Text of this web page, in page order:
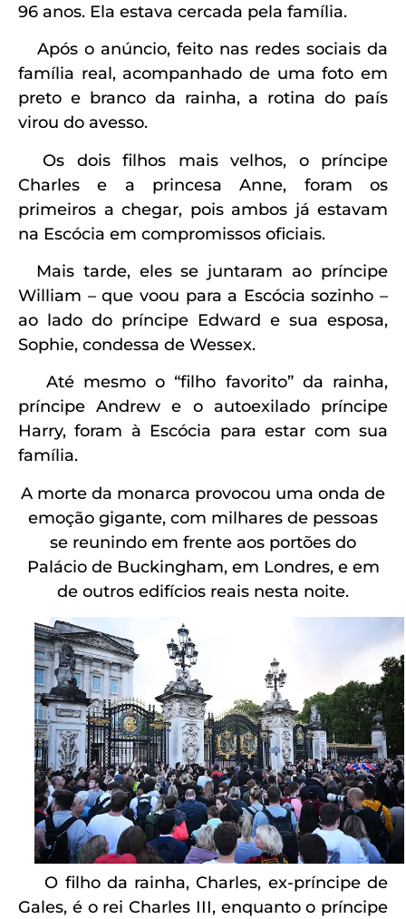
96 anos. Ela estava cercada pela família.
Após o anúncio, feito nas redes sociais da
família real, acompanhado de uma foto em
preto e branco da rainha, a rotina do país
virou do avesso.
Os dois filhos mais velhos, o príncipe
Charles e a princesa Anne, foram os
primeiros a chegar, pois ambos já estavam
na Escócia em compromissos oficiais.
Mais tarde, eles se juntaram ao príncipe
William – que voou para a Escócia sozinho –
ao lado do príncipe Edward e sua esposa,
Sophie, condessa de Wessex.
Até mesmo o “filho favorito” da rainha,
príncipe Andrew e o autoexilado príncipe
Harry, foram à Escócia para estar com sua
família.
A morte da monarca provocou uma onda de
emoção gigante, com milhares de pessoas
se reunindo em frente aos portões do
Palácio de Buckingham, em Londres, e em
de outros edifícios reais nesta noite.
O filho da rainha, Charles, ex-príncipe de
Gales, é o rei Charles III, enquanto o príncipe